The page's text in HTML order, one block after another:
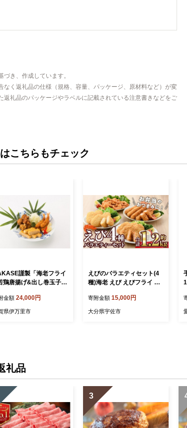
き、作成しています。
なく返礼品の仕様（規格、容量、パッケージ、原材料など）が変
返礼品のパッケージやラベルに記載されている注意書きなどをご
こちらもチェック
謹製「海老フライ
鶏唐揚げ&出し巻玉子3
金額 24,000円
県伊万里市
えびのバラエティセット(4
種)海老 えび えびフライ え
揚げ 簡単 惣菜 揚げ物 お弁
当 おかず おつまみ 揚げる
寄附金額 15,000円
大分県宇佐市
礼品
3